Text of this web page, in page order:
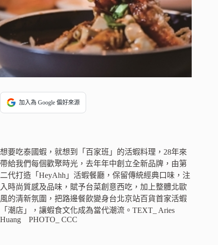
加入為 Google 偏好來源
想要吃泰國蝦，就想到「百家班」的活蝦料理，28年來
帶給我們每個歡聚時光，去年年中創立全新品牌，由第
二代打造「HeyAhh」活蝦餐廳，保留傳統經典口味，注
入時尚質感及品味，賦予台菜創意西吃，加上整體北歐
風的清新氛圍，把路邊餐飲變身台北京站百貨首家活蝦
「潮店」，讓蝦食文化成為當代潮流。TEXT_ Aries
Huang PHOTO_ CCC